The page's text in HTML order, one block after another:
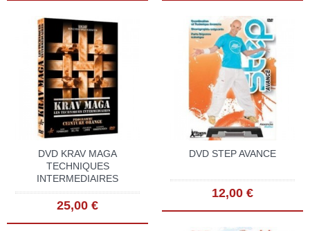
DVD KRAV MAGA
TECHNIQUES
INTERMEDIAIRES
25,00 €
DVD STEP AVANCE
12,00 €